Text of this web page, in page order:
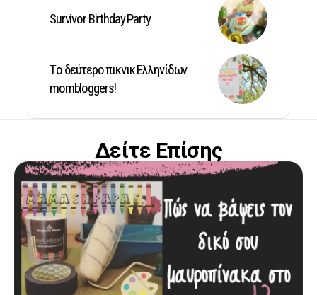
Survivor Birthday Party
Tο δεύτερο πικνικ Ελληνίδων
mombloggers!
Δείτε Επίσης